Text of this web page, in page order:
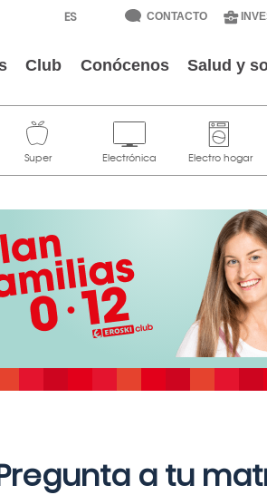
CONTACTO
Club Conócenos Salud y
a tu